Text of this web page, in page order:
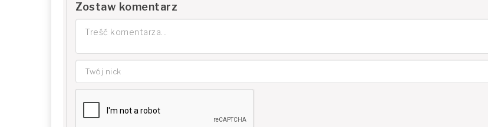
Zostaw komentarz